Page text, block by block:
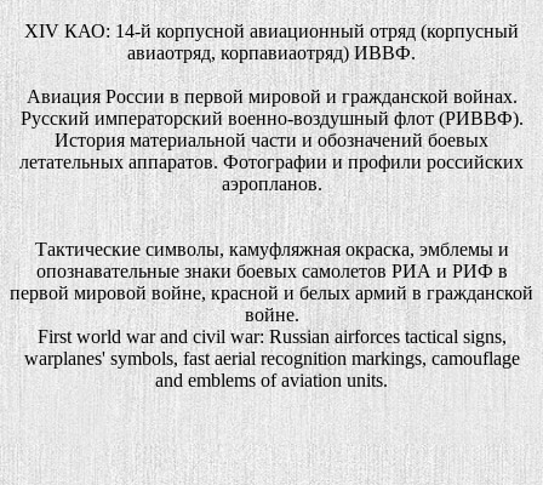
XIV КАО: 14-й корпусной авиационный отряд (корпусный
авиаотряд, корпавиаотряд) ИВВФ.
Авиация России в первой мировой и гражданской войнах.
Русский императорский военно-воздушный флот (РИВВФ).
История материальной части и обозначений боевых
летательных аппаратов. Фотографии и профили российских
аэропланов.
Тактические символы, камуфляжная окраска, эмблемы и
опознавательные знаки боевых самолетов РИА и РИФ в
первой мировой войне, красной и белых армий в гражданской
войне.
First world war and civil war: Russian airforces tactical signs,
warplanes' symbols, fast aerial recognition markings, camouflage
and emblems of aviation units.